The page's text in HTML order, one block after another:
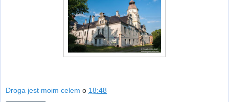
Droga jest moim celem o 18:48